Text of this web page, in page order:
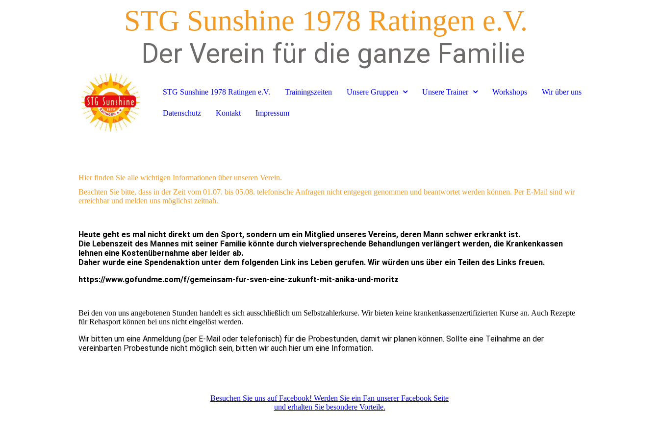
STG Sunshine 1978 Ratingen e.V.
Der Verein für die ganze Familie
STG Sunshine 1978 Ratingen e.V. Trainingszeiten Unsere Gruppen Unsere Trainer Workshops Wir über uns
Datenschutz Kontakt Impressum
Hier finden Sie alle wichtigen Informationen über unseren Verein.
Beachten Sie bitte, dass in der Zeit vom 01.07. bis 05.08. telefonische Anfragen nicht entgegen genommen und beantwortet werden können. Per E-Mail sind wir
erreichbar und melden uns möglichst zeitnah.
Heute geht es mal nicht direkt um den Sport, sondern um ein Mitglied unseres Vereins, deren Mann schwer erkrankt ist.
Die Lebenszeit des Mannes mit seiner Familie könnte durch vielversprechende Behandlungen verlängert werden, die Krankenkassen
lehnen eine Kostenübernahme aber leider ab.
Daher wurde eine Spendenaktion unter dem folgenden Link ins Leben gerufen. Wir würden uns über ein Teilen des Links freuen.
https://www.gofundme.com/f/gemeinsam-fur-sven-eine-zukunft-mit-anika-und-moritz
Bei den von uns angebotenen Stunden handelt es sich ausschließlich um Selbstzahlerkurse. Wir bieten keine krankenkassenzertifizierten Kurse an. Auch Rezepte
für Rehasport können bei uns nicht eingelöst werden.
Wir bitten um eine Anmeldung (per E-Mail oder telefonisch) für die Probestunden, damit wir planen können. Sollte eine Teilnahme an der
vereinbarten Probestunde nicht möglich sein, bitten wir auch hier um eine Information.
Besuchen Sie uns auf Facebook! Werden Sie ein Fan unserer Facebook Seite
und erhalten Sie besondere Vorteile.